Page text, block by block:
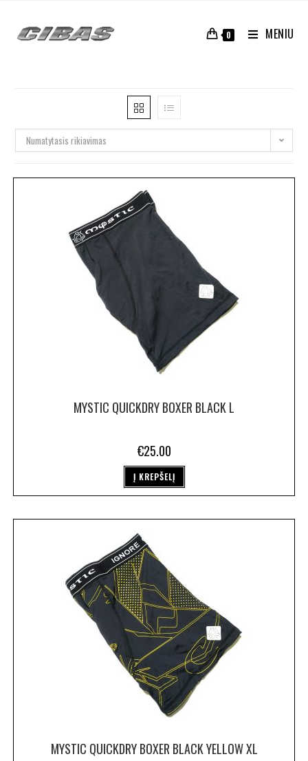
0 MENIU
Numatytasis rikiavimas
MYSTIC QUICKDRY BOXER BLACK L
€25.00
Į KREPŠELĮ
MYSTIC QUICKDRY BOXER BLACK YELLOW XL